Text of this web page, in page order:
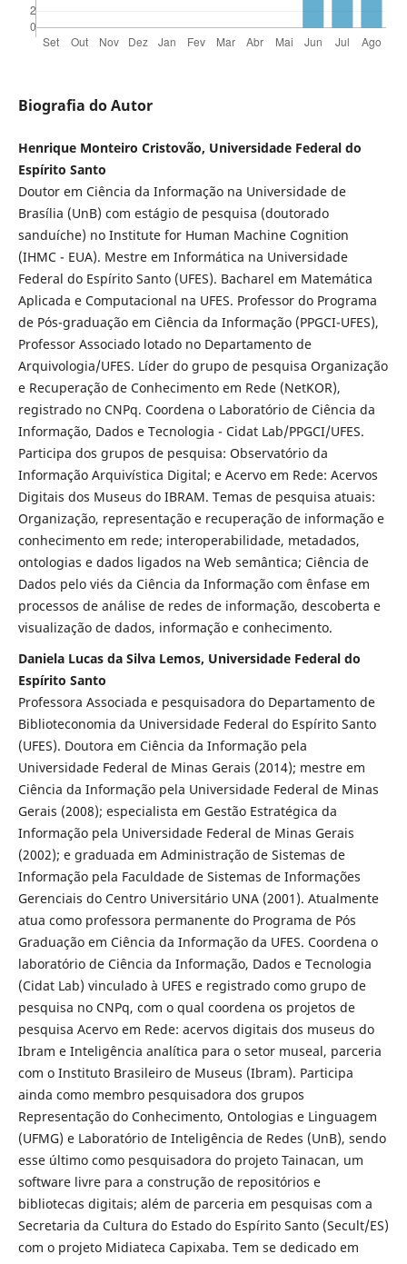
Biografia do Autor
Henrique Monteiro Cristovão, Universidade Federal do
Espírito Santo
Doutor em Ciência da Informação na Universidade de
Brasília (UnB) com estágio de pesquisa (doutorado
sanduíche) no Institute for Human Machine Cognition
(IHMC - EUA). Mestre em Informática na Universidade
Federal do Espírito Santo (UFES). Bacharel em Matemática
Aplicada e Computacional na UFES. Professor do Programa
de Pós-graduação em Ciência da Informação (PPGCI-UFES),
Professor Associado lotado no Departamento de
Arquivologia/UFES. Líder do grupo de pesquisa Organização
e Recuperação de Conhecimento em Rede (NetKOR),
registrado no CNPq. Coordena o Laboratório de Ciência da
Informação, Dados e Tecnologia - Cidat Lab/PPGCI/UFES.
Participa dos grupos de pesquisa: Observatório da
Informação Arquivística Digital; e Acervo em Rede: Acervos
Digitais dos Museus do IBRAM. Temas de pesquisa atuais:
Organização, representação e recuperação de informação e
conhecimento em rede; interoperabilidade, metadados,
ontologias e dados ligados na Web semântica; Ciência de
Dados pelo viés da Ciência da Informação com ênfase em
processos de análise de redes de informação, descoberta e
visualização de dados, informação e conhecimento.
Daniela Lucas da Silva Lemos, Universidade Federal do
Espírito Santo
Professora Associada e pesquisadora do Departamento de
Biblioteconomia da Universidade Federal do Espírito Santo
(UFES). Doutora em Ciência da Informação pela
Universidade Federal de Minas Gerais (2014); mestre em
Ciência da Informação pela Universidade Federal de Minas
Gerais (2008); especialista em Gestão Estratégica da
Informação pela Universidade Federal de Minas Gerais
(2002); e graduada em Administração de Sistemas de
Informação pela Faculdade de Sistemas de Informações
Gerenciais do Centro Universitário UNA (2001). Atualmente
atua como professora permanente do Programa de Pós
Graduação em Ciência da Informação da UFES. Coordena o
laboratório de Ciência da Informação, Dados e Tecnologia
(Cidat Lab) vinculado à UFES e registrado como grupo de
pesquisa no CNPq, com o qual coordena os projetos de
pesquisa Acervo em Rede: acervos digitais dos museus do
Ibram e Inteligência analítica para o setor museal, parceria
com o Instituto Brasileiro de Museus (Ibram). Participa
ainda como membro pesquisadora dos grupos
Representação do Conhecimento, Ontologias e Linguagem
(UFMG) e Laboratório de Inteligência de Redes (UnB), sendo
esse último como pesquisadora do projeto Tainacan, um
software livre para a construção de repositórios e
bibliotecas digitais; além de parceria em pesquisas com a
Secretaria da Cultura do Estado do Espírito Santo (Secult/ES)
com o projeto Midiateca Capixaba. Tem se dedicado em